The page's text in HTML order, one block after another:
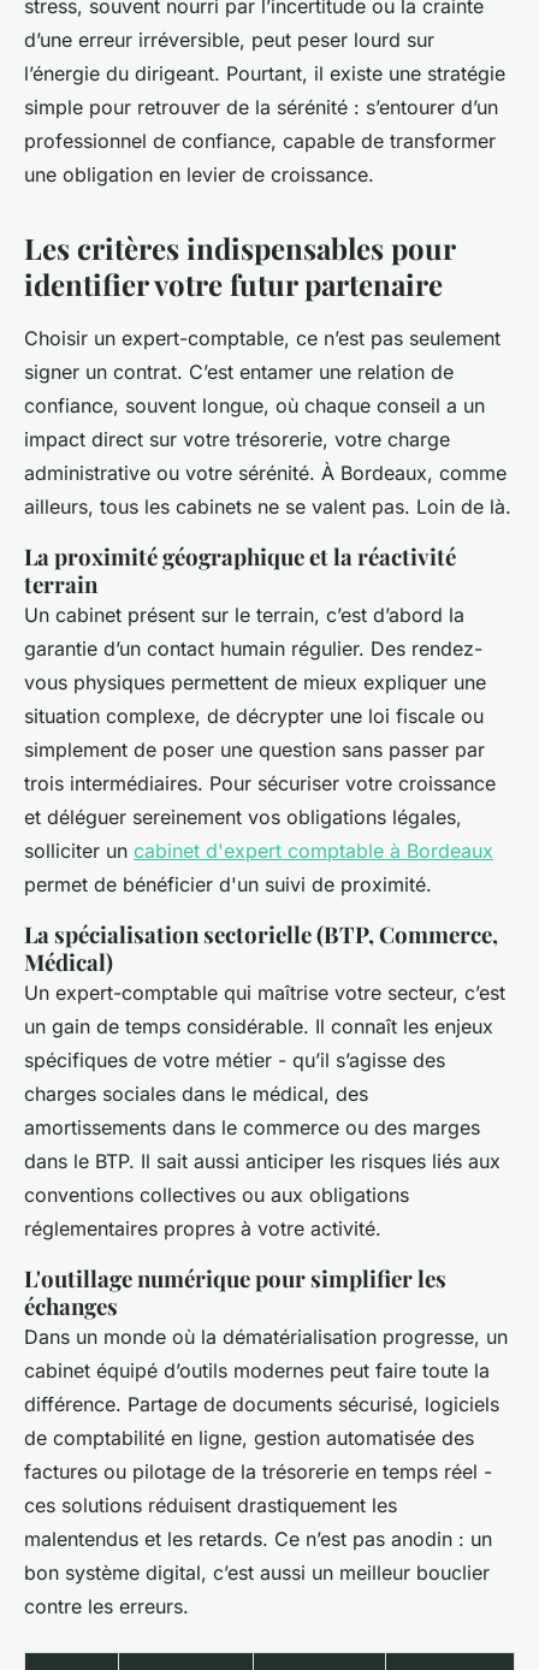
stress, souvent nourri par l’incertitude ou la crainte
d’une erreur irréversible, peut peser lourd sur
l’énergie du dirigeant. Pourtant, il existe une stratégie
simple pour retrouver de la sérénité : s’entourer d’un
professionnel de confiance, capable de transformer
une obligation en levier de croissance.
Les critères indispensables pour
identifier votre futur partenaire
Choisir un expert-comptable, ce n’est pas seulement
signer un contrat. C’est entamer une relation de
confiance, souvent longue, où chaque conseil a un
impact direct sur votre trésorerie, votre charge
administrative ou votre sérénité. À Bordeaux, comme
ailleurs, tous les cabinets ne se valent pas. Loin de là.
La proximité géographique et la réactivité
terrain
Un cabinet présent sur le terrain, c’est d’abord la
garantie d’un contact humain régulier. Des rendez-
vous physiques permettent de mieux expliquer une
situation complexe, de décrypter une loi fiscale ou
simplement de poser une question sans passer par
trois intermédiaires. Pour sécuriser votre croissance
et déléguer sereinement vos obligations légales,
solliciter un cabinet d'expert comptable à Bordeaux
permet de bénéficier d'un suivi de proximité.
La spécialisation sectorielle (BTP, Commerce,
Médical)
Un expert-comptable qui maîtrise votre secteur, c’est
un gain de temps considérable. Il connaît les enjeux
spécifiques de votre métier - qu’il s’agisse des
charges sociales dans le médical, des
amortissements dans le commerce ou des marges
dans le BTP. Il sait aussi anticiper les risques liés aux
conventions collectives ou aux obligations
réglementaires propres à votre activité.
L'outillage numérique pour simplifier les
échanges
Dans un monde où la dématérialisation progresse, un
cabinet équipé d’outils modernes peut faire toute la
différence. Partage de documents sécurisé, logiciels
de comptabilité en ligne, gestion automatisée des
factures ou pilotage de la trésorerie en temps réel -
ces solutions réduisent drastiquement les
malentendus et les retards. Ce n’est pas anodin : un
bon système digital, c’est aussi un meilleur bouclier
contre les erreurs.